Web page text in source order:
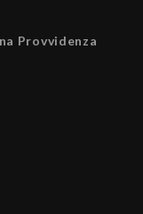
Provvidenza